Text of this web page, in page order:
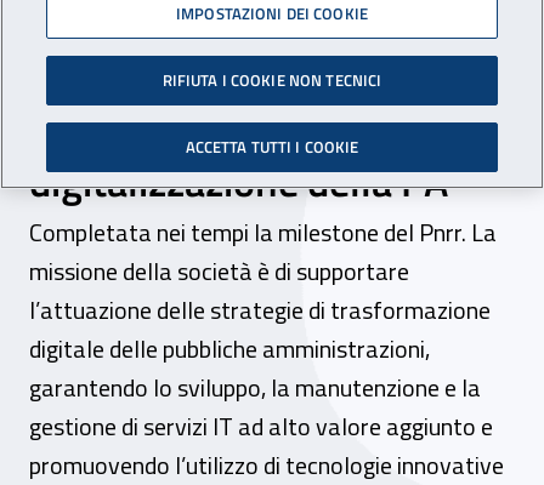
Nasce 3-I Spa, la nuova
software house di Inps,
Inail e Istat per la
digitalizzazione della PA
Completata nei tempi la milestone del Pnrr. La
missione della società è di supportare
l’attuazione delle strategie di trasformazione
digitale delle pubbliche amministrazioni,
garantendo lo sviluppo, la manutenzione e la
gestione di servizi IT ad alto valore aggiunto e
promuovendo l’utilizzo di tecnologie innovative
IMPOSTAZIONI DEI COOKIE
RIFIUTA I COOKIE NON TECNICI
ACCETTA TUTTI I COOKIE